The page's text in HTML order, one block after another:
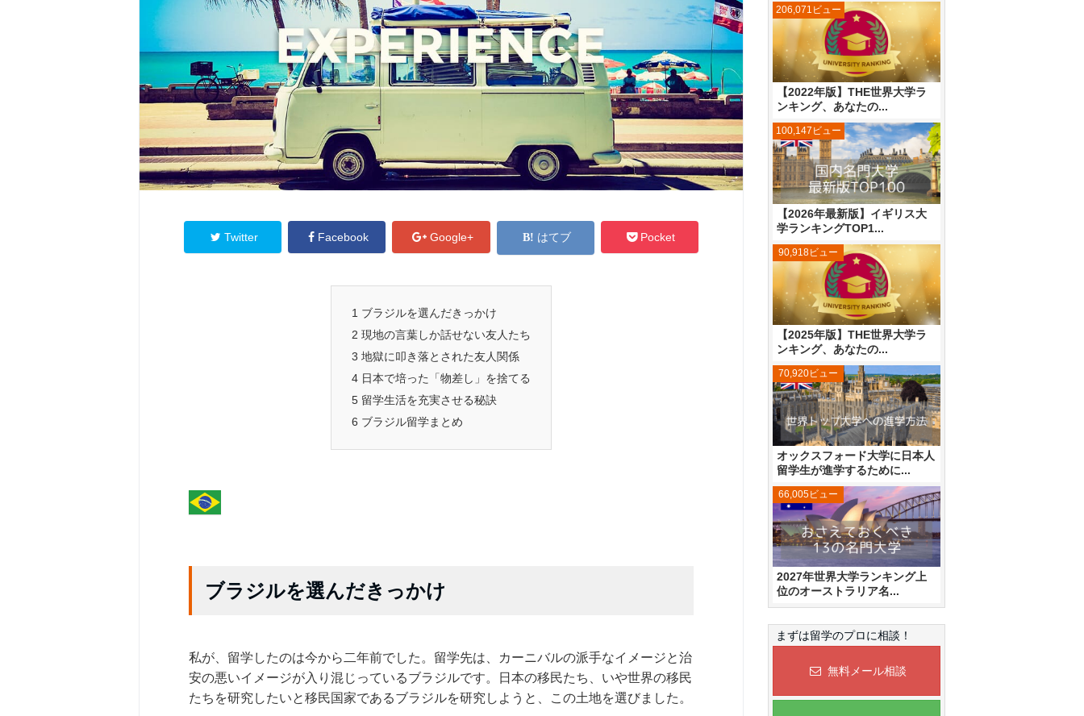
Twitter Facebook Google+ はてブ Pocket
1 ブラジルを選んだきっかけ
2 現地の言葉しか話せない友人たち
3 地獄に叩き落とされた友人関係
4 日本で培った「物差し」を捨てる
5 留学生活を充実させる秘訣
6 ブラジル留学まとめ
ブラジルを選んだきっかけ
私が、留学したのは今から二年前でした。留学先は、カーニバルの派手なイメージと治
安の悪いイメージが入り混じっているブラジルです。日本の移民たち、いや世界の移民
たちを研究したいと移民国家であるブラジルを研究しようと、この土地を選びました。
【2022年版】THE世界大学ラ
ンキング、あなたの...
206,071ビュー
【2026年最新版】イギリス大
学ランキングTOP1...
100,147ビュー
【2025年版】THE世界大学ラ
ンキング、あなたの...
90,918ビュー
オックスフォード大学に日本人
留学生が進学するために...
70,920ビュー
2027年世界大学ランキング上
位のオーストラリア名...
66,005ビュー
まずは留学のプロに相談！
無料メール相談